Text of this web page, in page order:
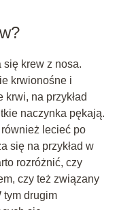
się krew z nosa.
krwionośne i
na przykład
naczynka pękają.
lecieć po
się na przykład w
rozróżnić, czy
czy też związany
tym drugim